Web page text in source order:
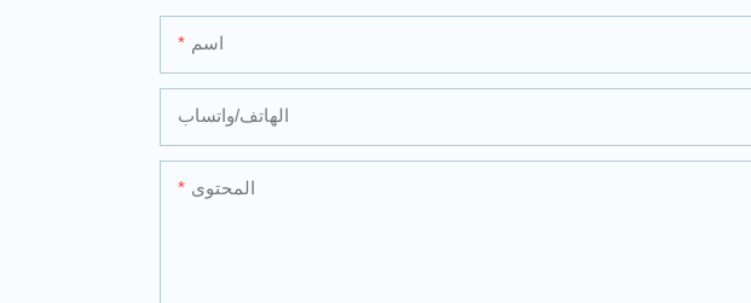
اسم
الهاتف/واتساب
المحتوى